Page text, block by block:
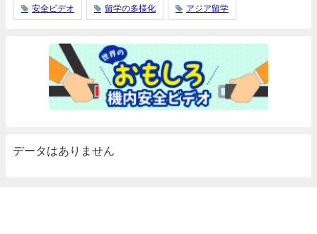
安全ビデオ 留学の多様化 アジア留学
データはありません